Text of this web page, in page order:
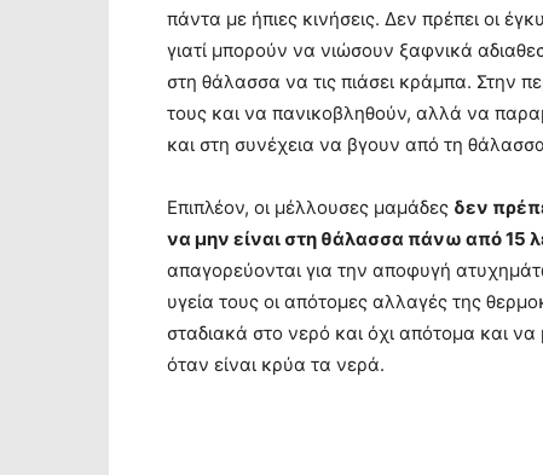
πάντα με ήπιες κινήσεις. Δεν πρέπει οι
γιατί μπορούν να νιώσουν ξαφνικά
στη θάλασσα να τις πιάσει κράμπα. Στην
τους και να πανικοβληθούν, αλλά να
και στη συνέχεια να βγουν από τη
Επιπλέον, οι μέλλουσες μαμάδες δεν
να μην είναι στη θάλασσα πάνω από 15
απαγορεύονται για την αποφυγή
υγεία τους οι απότομες αλλαγές της
σταδιακά στο νερό και όχι απότομα και
όταν είναι κρύα τα νερά.